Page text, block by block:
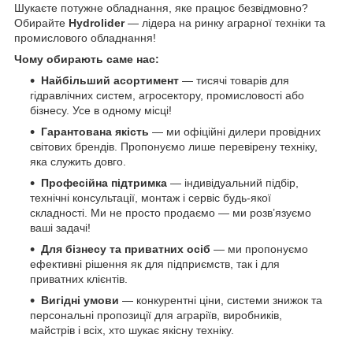
Шукаєте потужне обладнання, яке працює безвідмовно?
Обирайте Hydrolider— лідера на ринку аграрної техніки та
промислового обладнання!
Чому обирають саме нас:
Найбільший асортимент — тисячі товарів для
гідравлічних систем, агросектору, промисловості або
бізнесу. Усе в одному місці!
Гарантована якість — ми офіційні дилери провідних
світових брендів. Пропонуємо лише перевірену техніку,
яка служить довго.
Професійна підтримка — індивідуальний підбір,
технічні консультації, монтаж і сервіс будь-якої
складності. Ми не просто продаємо — ми розв’язуємо
ваші задачі!
Для бізнесу та приватних осіб — ми пропонуємо
ефективні рішення як для підприємств, так і для
приватних клієнтів.
Вигідні умови — конкурентні ціни, системи знижок та
персональні пропозиції для аграріїв, виробників,
майстрів і всіх, хто шукає якісну техніку.